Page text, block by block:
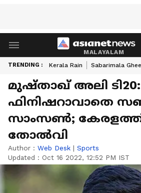
MALAYALAM
TRENDING : Kerala Rain Sabarimala
മുഷ്‌താഖ് അലി ടി20:
ഫിനിഷറാവാതെ
സാംസണ്‍;
തോല്‍വി
Author : Web Desk | Sports
Updated : Oct 16 2022, 12:52 PM IST